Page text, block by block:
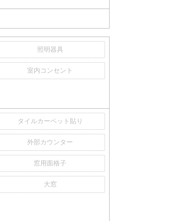
照明器具
室内コンセント
タイルカーペット貼り
外部カウンター
窓用面格子
大窓